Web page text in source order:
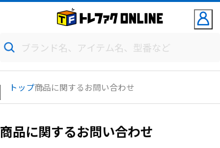
トップ商品に関するお問い合わせ
商品に関するお問い合わせ